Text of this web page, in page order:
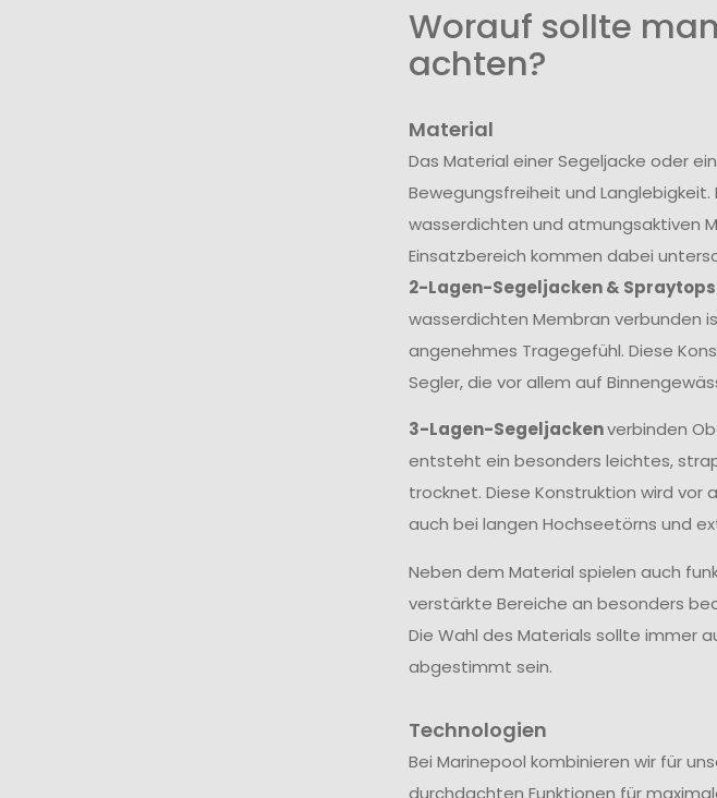
Worauf sollte
achten?
Material
Das Material einer Segeljacke oder
Bewegungsfreiheit und
wasserdichten und atmungsaktiven
Einsatzbereich kommen dabei
2-Lagen-Segeljacken & Spraytops
wasserdichten Membran verbunden
angenehmes Tragegefühl. Diese
Segler, die vor allem auf
3-Lagen-Segeljackenverbinden
entsteht ein besonders leichtes,
trocknet. Diese Konstruktion wird
auch bei langen Hochseetörns und
Neben dem Material spielen auch
verstärkte Bereiche an besonders
Die Wahl des Materials sollte immer
abgestimmt sein.
Technologien
Bei Marinepool kombinieren wir für
durchdachten Funktionen für